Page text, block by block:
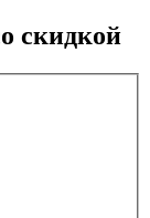
скидкой